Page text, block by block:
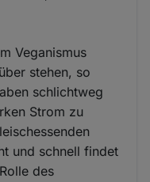
Veganismus
stehen, so
schlichtweg
Strom zu
und schnell findet
des